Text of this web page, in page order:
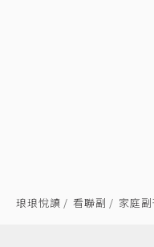
琅琅悅讀 看聯副 家庭副